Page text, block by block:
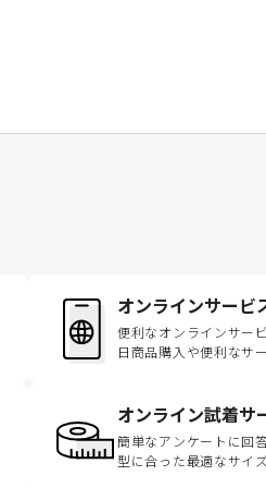
オンラインサービ
便利なオンラインサー
日商品購入や便利なサ
オンライン試着サ
簡単なアンケートに回
型に合った最適なサイ